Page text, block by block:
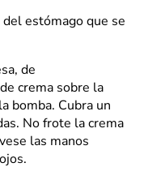
estómago que se
de
crema sobre la
bomba. Cubra un
No frote la crema
las manos